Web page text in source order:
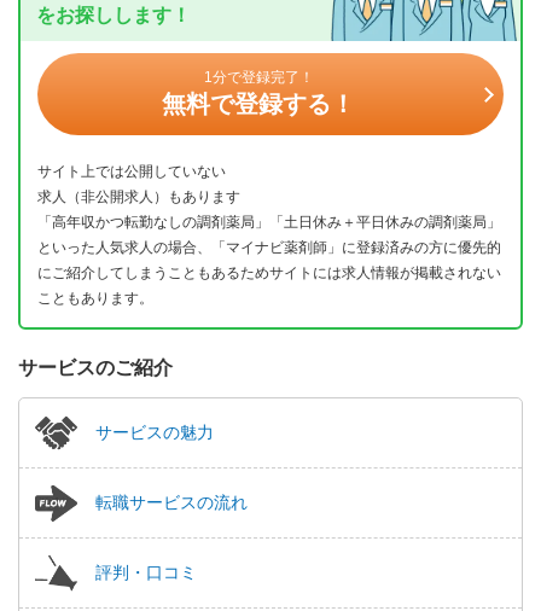
をお探しします！
1分で登録完了！
無料で登録する！
サイト上では公開していない
求人（非公開求人）もあります
「高年収かつ転勤なしの調剤薬局」「土日休み＋平日休みの調剤薬局」
といった人気求人の場合、「マイナビ薬剤師」に登録済みの方に優先的
にご紹介してしまうこともあるためサイトには求人情報が掲載されない
こともあります。
サービスのご紹介
サービスの魅力
転職サービスの流れ
評判・口コミ